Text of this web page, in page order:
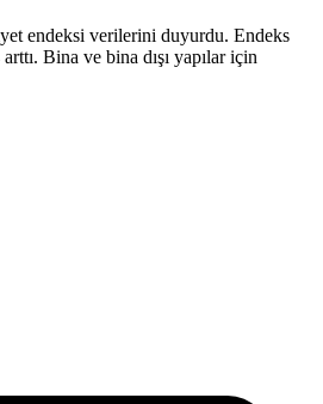
endeksi verilerini duyurdu. Endeks
Bina ve bina dışı yapılar için